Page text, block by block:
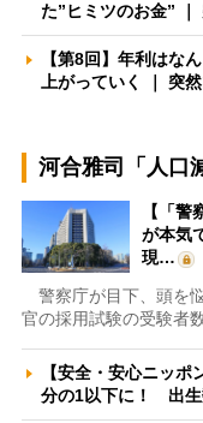
た”ヒミツのお金”
【第8回】年利はな
上がっていく ｜ 突
河合雅司「人口
【「
が本気
現…
警察庁が目下、頭を
官の採用試験の受験者
【安全・安心ニッ
分の1以下に！ 出